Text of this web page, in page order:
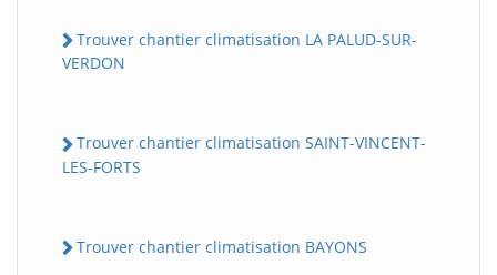
Trouver chantier climatisation LA PALUD-SUR-
VERDON
Trouver chantier climatisation SAINT-VINCENT-
LES-FORTS
Trouver chantier climatisation BAYONS